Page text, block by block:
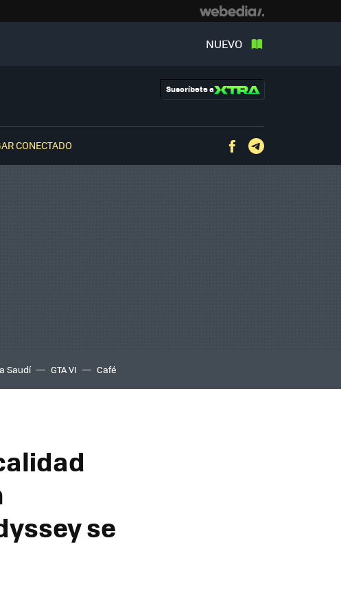
NUEVO
Suscríbete a
CONECTADO Facebook
Saudí GTA VI Café
se